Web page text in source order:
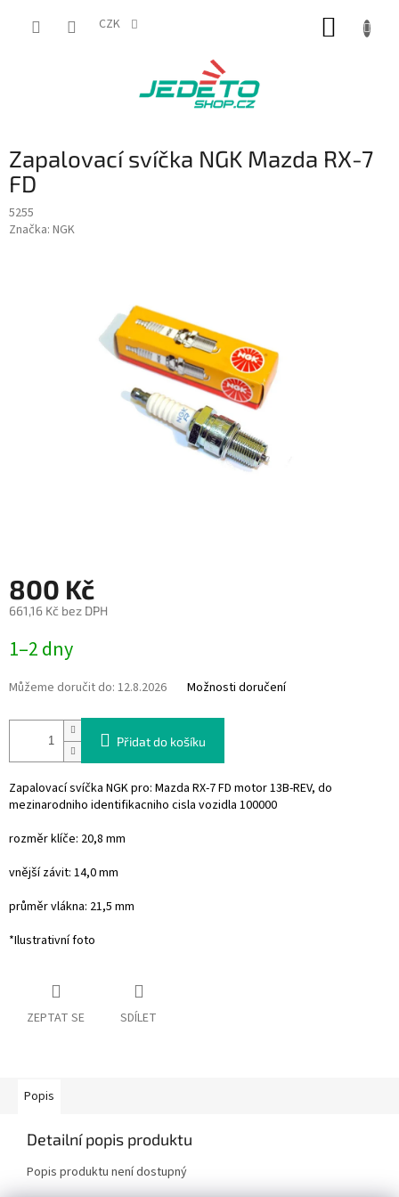
CZK
Zapalovací svíčka NGK Mazda RX-7
FD
5255
Značka: NGK
800 Kč
661,16 Kč bez DPH
cena:
1–2 dny
Můžeme doručit do: 12.8.2026 Možnosti doručení
Přidat do košíku
Zapalovací svíčka NGK pro: Mazda RX-7 FD motor 13B-REV, do
mezinarodniho identifikacniho cisla vozidla 100000
rozměr klíče: 20,8 mm
vnější závit: 14,0 mm
průměr vlákna: 21,5 mm
*Ilustrativní foto
ZEPTAT SE SDÍLET
Popis
Detailní popis produktu
Popis produktu není dostupný